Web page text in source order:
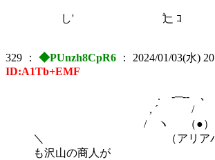
し' 辷 ｺ
329 ： ◆PUnzh8CpR6 ： 2024/01/03(水)
ID:A1Tb+EMF
. -─‐- ､
, ´ /
/ ヽ （●
＼ （アリアハンを
も沢山の商人が